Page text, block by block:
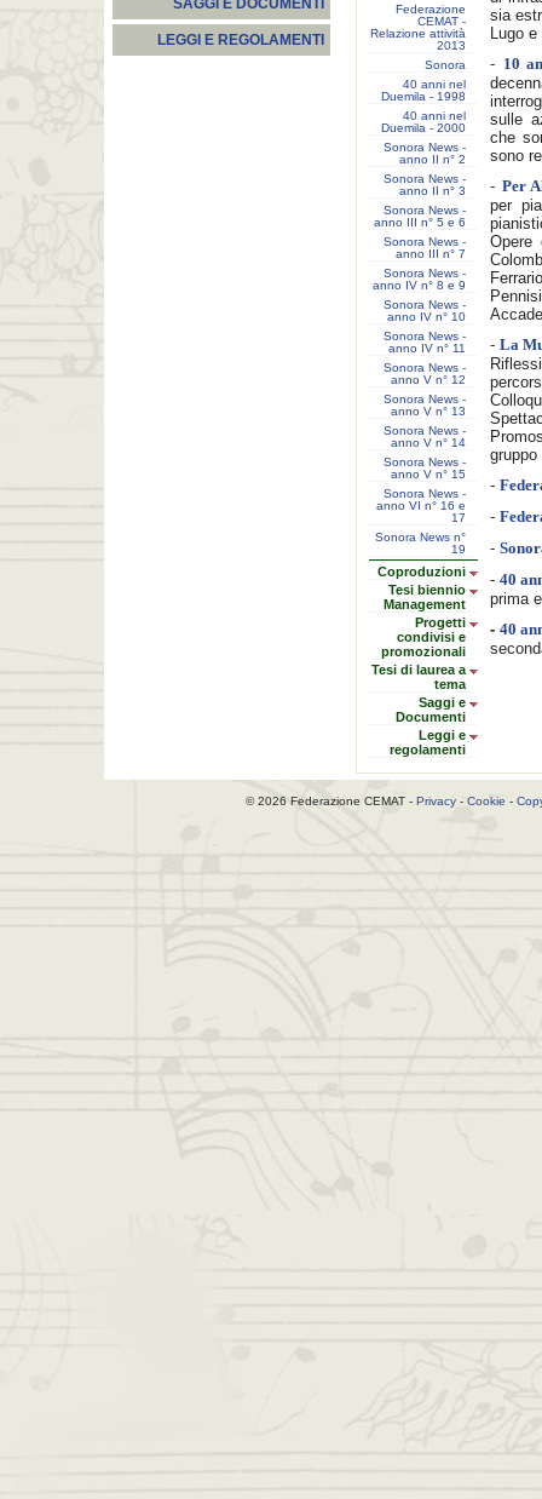
SAGGI E DOCUMENTI
LEGGI E REGOLAMENTI
Federazione
CEMAT -
Relazione attività
2013
Sonora
40 anni nel
Duemila - 1998
40 anni nel
Duemila - 2000
Sonora News -
anno II n° 2
Sonora News -
anno II n° 3
Sonora News -
anno III n° 5 e 6
Sonora News -
anno III n° 7
Sonora News -
anno IV n° 8 e 9
Sonora News -
anno IV n° 10
Sonora News -
anno IV n° 11
Sonora News -
anno V n° 12
Sonora News -
anno V n° 13
Sonora News -
anno V n° 14
Sonora News -
anno V n° 15
Sonora News -
anno VI n° 16 e
17
Sonora News n°
19
Coproduzioni
Tesi biennio
Management
Progetti
condivisi e
promozionali
Tesi di laurea a
tema
Saggi e
Documenti
Leggi e
regolamenti
sia
Lugo
- 10
sulle
che
sono
- Per
per
Opere
- La
gruppo
-
-
-
- 40
prima
- 40
© 2026 Federazione CEMAT - Privacy - Cookie -